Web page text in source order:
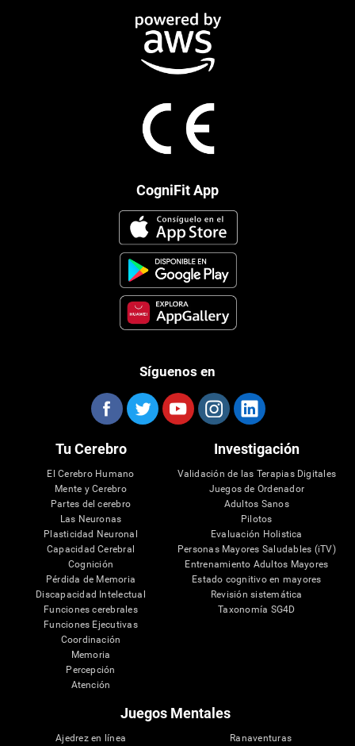
CogniFit App
Síguenos en
Tu Cerebro
El Cerebro Humano
Mente y Cerebro
Partes del cerebro
Las Neuronas
Plasticidad Neuronal
Capacidad Cerebral
Cognición
Pérdida de Memoria
Discapacidad Intelectual
Funciones cerebrales
Funciones Ejecutivas
Coordinación
Memoria
Percepción
Atención
Investigación
Validación de las Terapias Digitales
Juegos de Ordenador
Adultos Sanos
Pilotos
Evaluación Holistica
Personas Mayores Saludables (iTV)
Entrenamiento Adultos Mayores
Estado cognitivo en mayores
Revisión sistemática
Taxonomía SG4D
Juegos Mentales
Ajedrez en línea
Ranaventuras